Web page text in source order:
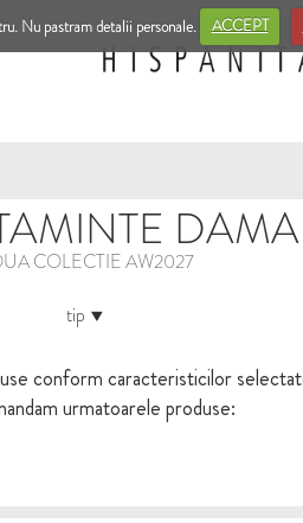
Nu pastram detalii personale. ACCEPT
DAMA
COLECTIE AW2027
tip
conform caracteristicilor
urmatoarele produse: